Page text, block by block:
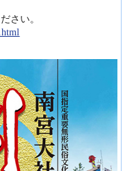
さい。